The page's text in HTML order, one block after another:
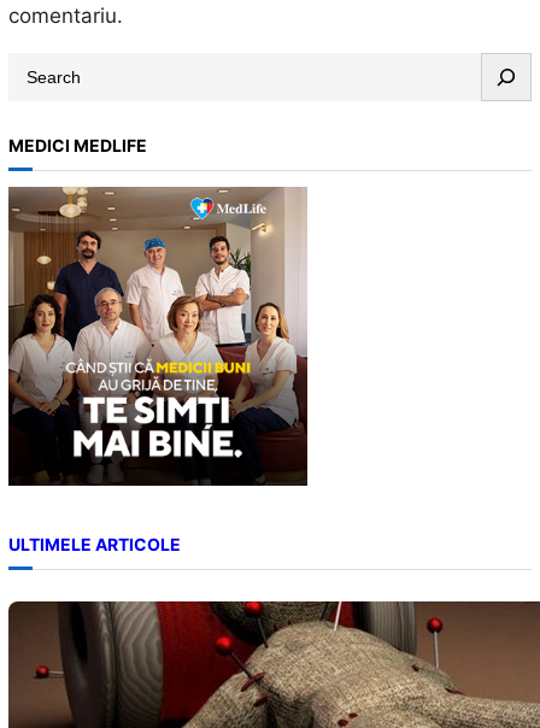
comentariu.
a
r
c
h
MEDICI MEDLIFE
ULTIMELE ARTICOLE